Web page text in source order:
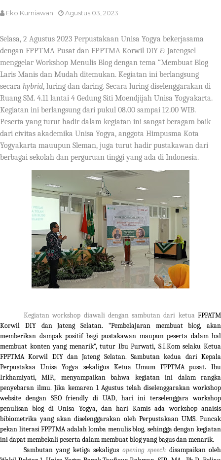
Eko Kurniawan Agustus 03, 2023
Selasa, 2 Agustus 2023 Perpustakaan Unisa Yogya bekerjasama
dengan FPPTMA Pusat dan FPPTMA Korwil DIY & Jatengsel
menggelar Workshop Menulis Blog dengan tema “Membuat Blog
Laris Manis dan Mudah ditemukan. Kegiatan ini berlangsung
secara hybrid, luring dan daring. Secara luring diselenggarakan di
Ruang SM. 4.11 lantai 4 Gedung Siti Moendjijah Unisa Yogyakarta.
Kegiatan ini berlangsung dari pukul 08.00 sampai 12.00 WIB.
Peserta yang turut hadir dalam kegiatan ini sangat beragam baik
dari civitas akademika Unisa Yogya, anggota Himpusma Kota
Yogyakarta mauupun Sleman, juga turut hadir pustakawan dari
berbagai sekolah dan perguruan tinggi yang ada di Indonesia.
Kegiatan workshop diawali dengan sambutan dari ketua FPPATM
Korwil DIY dan Jateng Selatan. “Pembelajaran membuat blog, akan
memberikan dampak positif bagi pustakawan maupun peserta dalam hal
membuat konten yang menarik”, tutur Ibu Purwati, S.I.Kom selaku Ketua
FPPTMA Korwil DIY dan Jateng Selatan. Sambutan kedua dari Kepala
Perpustakaa Unisa Yogya sekaligus Ketua Umum FPPTMA pusat. Ibu
Irkhamiyati, MIP., menyampaikan bahwa kegiatan ini dalam rangka
penyebaran ilmu. Jika kemaren 1 Agustus telah diselenggarakan workshop
website dengan SEO friendly di UAD, hari ini terselenggara workshop
penulisan blog di Unisa Yogya, dan hari Kamis ada workshop anaisis
bibiometrika yang akan diselenggarakan oleh Perpustakaan UMS. Puncak
pekan literasi FPPTMA adalah lomba menulis blog, sehingga dengan kegiatan
ini dapat membekali peserta dalam membuat blog yang bagus dan menarik.
Sambutan yang ketiga sekaligus opening speech disampaikan oleh